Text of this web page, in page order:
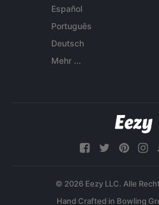
Español
Português
Deutsch
Mehr ...
© 2026 Eezy LLC. Alle